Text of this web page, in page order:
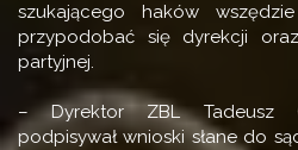
szukającego haków
przypodobać się dyrekcji
partyjnej.
– Dyrektor ZBL Tadeusz
podpisywał wnioski słane do